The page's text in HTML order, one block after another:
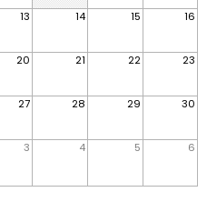
13 14 15 16
20 21 22 23
27 28 29 30
3 4 5 6